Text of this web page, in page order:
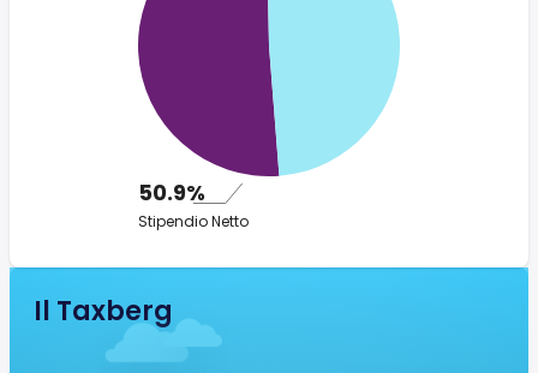
50.9%
Stipendio Netto
Il Taxberg